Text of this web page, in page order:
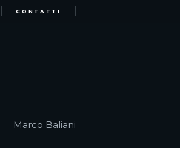
CONTATTI
Marco Baliani